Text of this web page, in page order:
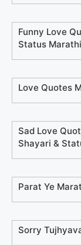
Funny Love
Status Marathi
Love Quotes
Sad Love
Shayari &
Parat Ye
Sorry